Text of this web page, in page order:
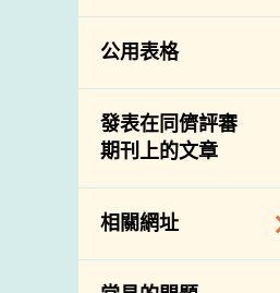
高風險食物
抗菌素耐藥性
結果
屠房及肉類檢驗
項目及活動
資訊平台
下載
公開比賽
公用表格
發表在同儕評審
期刊上的文章
相關網址
相關政府部門／機